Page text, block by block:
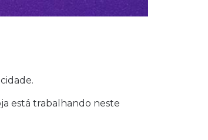
está trabalhando neste